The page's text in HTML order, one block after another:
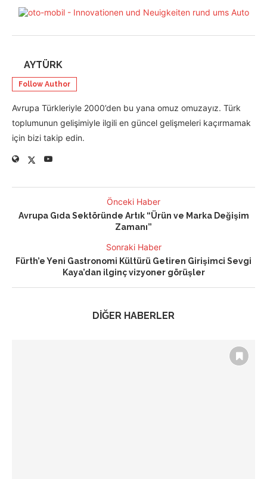
AYTÜRK
Follow Author
Avrupa Türkleriyle 2000’den bu yana omuz omuzayız. Türk
toplumunun gelişimiyle ilgili en güncel gelişmeleri kaçırmamak
için bizi takip edin.
Önceki Haber
Avrupa Gıda Sektöründe Artık “Ürün ve Marka Değişim
Zamanı”
Sonraki Haber
Fürth’e Yeni Gastronomi Kültürü Getiren Girişimci Sevgi
Kaya’dan ilginç vizyoner görüşler
DİĞER HABERLER